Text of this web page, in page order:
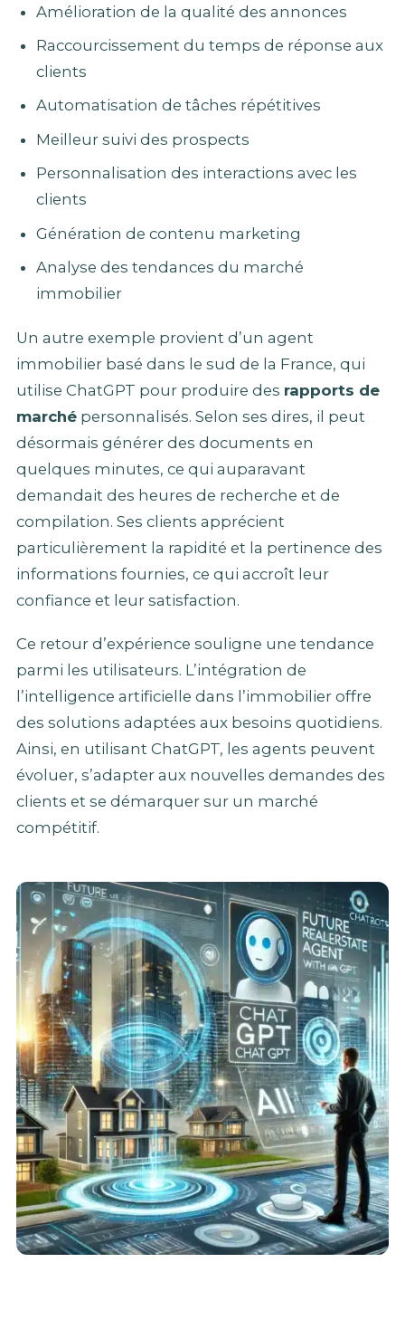
Amélioration de la qualité des annonces
Raccourcissement du temps de réponse aux
clients
Automatisation de tâches répétitives
Meilleur suivi des prospects
Personnalisation des interactions avec les
clients
Génération de contenu marketing
Analyse des tendances du marché
immobilier
Un autre exemple provient d’un agent
immobilier basé dans le sud de la France, qui
utilise ChatGPT pour produire des rapports de
marché personnalisés. Selon ses dires, il peut
désormais générer des documents en
quelques minutes, ce qui auparavant
demandait des heures de recherche et de
compilation. Ses clients apprécient
particulièrement la rapidité et la pertinence des
informations fournies, ce qui accroît leur
confiance et leur satisfaction.
Ce retour d’expérience souligne une tendance
parmi les utilisateurs. L’intégration de
l’intelligence artificielle dans l’immobilier offre
des solutions adaptées aux besoins quotidiens.
Ainsi, en utilisant ChatGPT, les agents peuvent
évoluer, s’adapter aux nouvelles demandes des
clients et se démarquer sur un marché
compétitif.